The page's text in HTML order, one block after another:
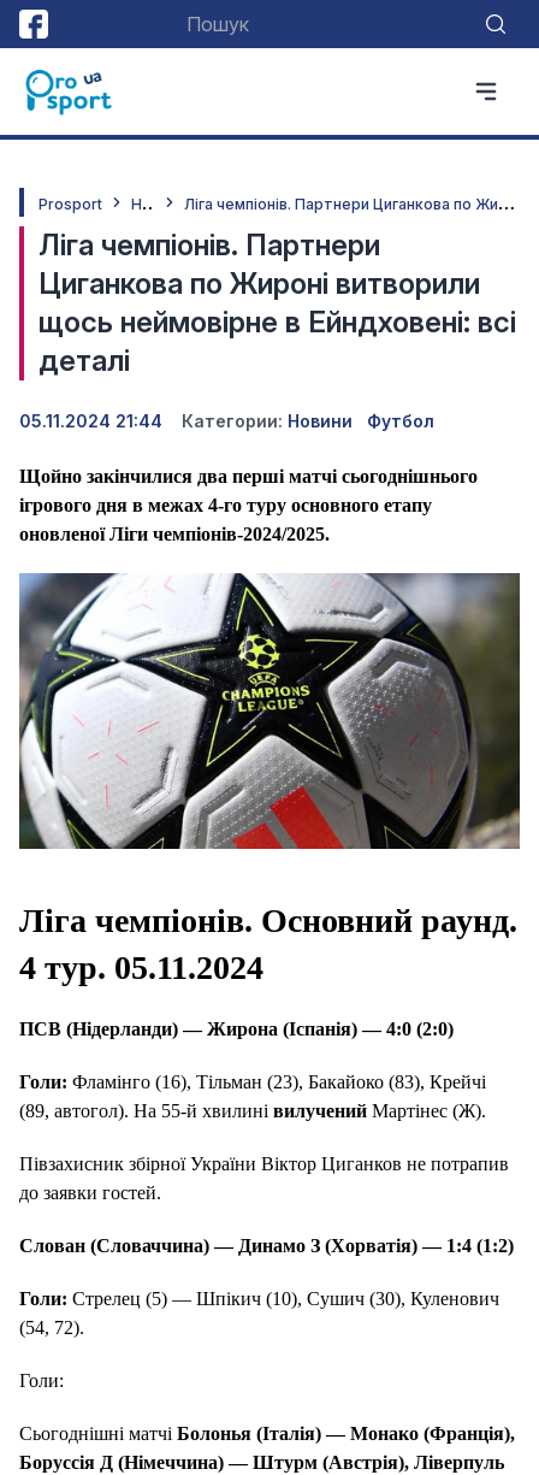
Prosport Н
овини Л
іга чемпіонів. Партнери Циганкова по Жироні витворили щось неймовірне в Ейндховені: всі деталі
Ліга чемпіонів. Партнери
Циганкова по Жироні витворили
щось неймовірне в Ейндховені: всі
деталі
05.11.2024 21:44 Категории: Новини Футбол
Щойно закінчилися два перші матчі сьогоднішнього
ігрового дня в межах 4-го туру основного етапу
оновленої Ліги чемпіонів-2024/2025.
Ліга чемпіонів. Основний раунд.
4 тур. 05.11.2024
ПСВ (Нідерланди) — Жирона (Іспанія) — 4:0 (2:0)
Голи: Фламінго (16), Тільман (23), Бакайоко (83), Крейчі
(89, автогол). На 55-й хвилині вилучений Мартінес (Ж).
Півзахисник збірної України Віктор Циганков не потрапив
до заявки гостей.
Слован (Словаччина) — Динамо З (Хорватія) — 1:4 (1:2)
Голи: Стрелец (5) — Шпікич (10), Сушич (30), Куленович
(54, 72).
Голи:
Сьогоднішні матчі Болонья (Італія) — Монако (Франція),
Боруссія Д (Німеччина) — Штурм (Австрія), Ліверпуль